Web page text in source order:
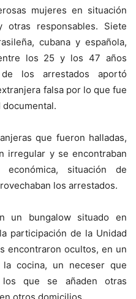
mujeres en situación
otras responsables. Siete
cubana y española,
los 25 y los 47 años
los arrestados aportó
falsa por lo que fue
que fueron halladas,
irregular y se encontraban
situación de
los arrestados.
un bungalow situado en
participación de la Unidad
encontraron ocultos, en un
cocina, un neceser que
que se añaden otras